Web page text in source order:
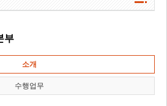
부
소개
수행업무